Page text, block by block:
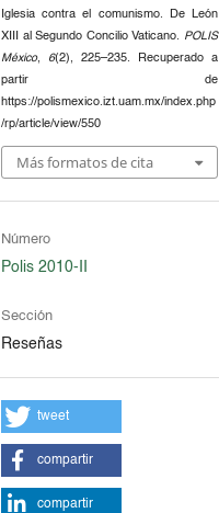
Iglesia contra el comunismo. De León
XIII al Segundo Concilio Vaticano.
POLIS
México, 6(2), 225–235. Recuperado a
partir de
https://polismexico.izt.uam.mx/index.php
/rp/article/view/550
Más formatos de cita
Número
Polis 2010-II
Sección
Reseñas
tweet
compartir
compartir